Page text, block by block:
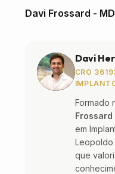
Davi Frossard -
Davi
CRO
Formado
Frossard
em
Leopoldo
que